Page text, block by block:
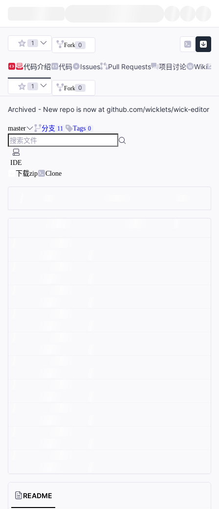
1 Fork 0
代码介绍 代码 Issues Pull Requests 项目讨论 Wiki
1 Fork 0
Archived - New repo is now at github.com/wicklets/wick-editor
master 分支 11 Tags 0
IDE
下载zip
Clone
README